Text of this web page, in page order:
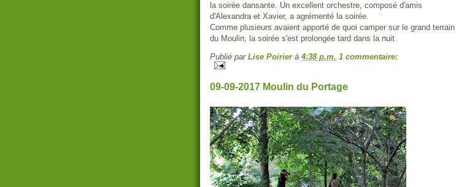
la soirée dansante. Un excellent orchestre, composé d'amis
d'Alexandra et Xavier, a agrémenté la soirée.
Comme plusieurs avaient apporté de quoi camper sur le grand terrain
du Moulin, la soirée s'est prolongée tard dans la nuit
Publié par Lise Poirier à 4:38 p.m. 1 commentaire:
09-09-2017 Moulin du Portage